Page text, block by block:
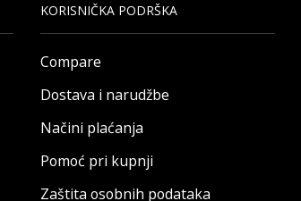
KORISNIČKA PODRŠKA
Compare
Dostava i narudžbe
Načini plaćanja
Pomoć pri kupnji
Zaštita osobnih podataka